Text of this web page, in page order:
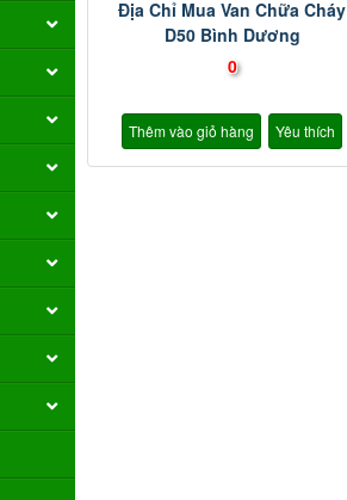
Địa Chỉ Mua Van Chữa Cháy
D50 Bình Dương
0
Thêm vào giỏ hàng Yêu thích